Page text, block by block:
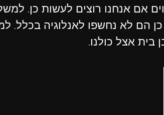
אם אנחנו רוצים לעשות כן.
הם לא נחשפו לאנלוגיה בכלל.